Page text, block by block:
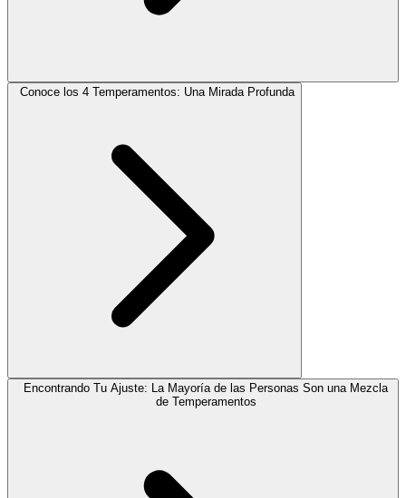
Conoce los 4 Temperamentos: Una Mirada Profunda
Encontrando Tu Ajuste: La Mayoría de las Personas Son una Mezcla
de Temperamentos